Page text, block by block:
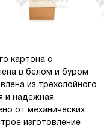
картона с
в белом и буром
из трехслойного
и надежная.
от механических
изготовление